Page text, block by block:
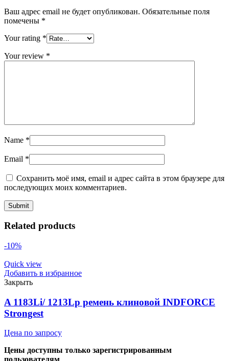
Ваш адрес email не будет опубликован. Обязательные поля
помечены *
Your rating *
Your review *
Name *
Email *
Сохранить моё имя, email и адрес сайта в этом браузере для
последующих моих комментариев.
Related products
-10%
Quick view
Добавить в избранное
Закрыть
A 1183Li/ 1213Lp ремень клиновой INDFORCE
Strongest
Цена по запросу
Цены доступны только зарегистрированным